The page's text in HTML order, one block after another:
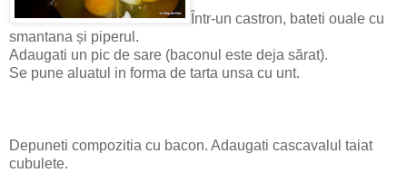
Într-un castron, bateti ouale cu
smantana și piperul.
Adaugati un pic de sare (baconul este deja sărat).
Se pune aluatul in forma de tarta unsa cu unt.
Depuneti compozitia cu bacon. Adaugati cascavalul taiat
cubulete.